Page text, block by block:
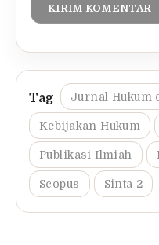
Jurnal Hukum
Kebijakan Hukum
Publikasi Ilmiah
Scopus Sinta 2